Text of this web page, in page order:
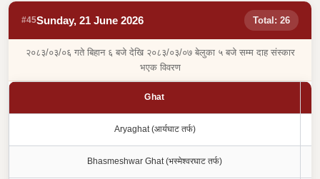
#45Sunday, 21 June 2026 Total: 26
२०८३/०३/०६ गते बिहान ६ बजे देखि २०८३/०३/०७ बेलुका ५ बजे सम्म दाह संस्कार
भएक विवरण
Ghat
Aryaghat (आर्यघाट तर्फ)
Bhasmeshwar Ghat (भस्मेश्वरघाट तर्फ)